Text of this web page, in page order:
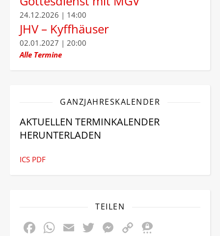
24.12.2026 | 14:00
JHV – Kyffhäuser
02.01.2027 | 20:00
Alle Termine
GANZJAHRESKALENDER
AKTUELLEN TERMINKALENDER
HERUNTERLADEN
ICS PDF
TEILEN
Facebook
WhatsApp
EmailTwitter
Messenger
Copy